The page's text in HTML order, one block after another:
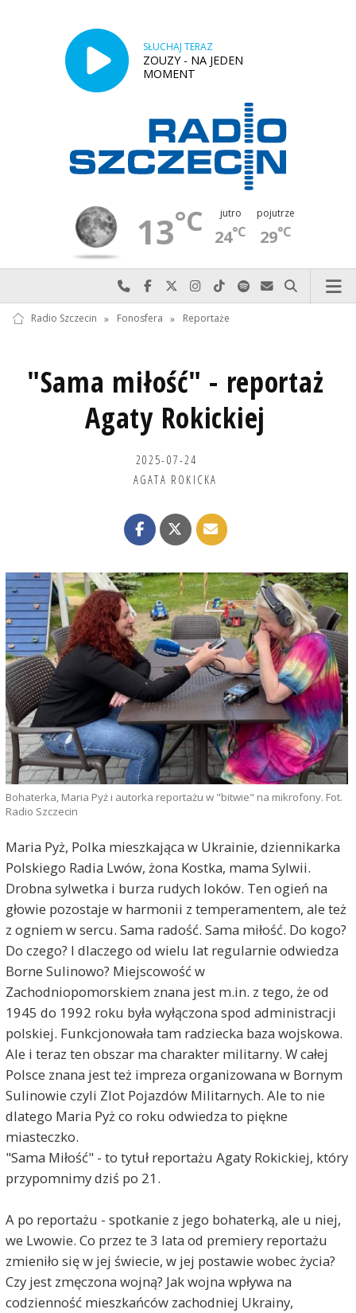
SŁUCHAJ TERAZ
ZOUZY - NA JEDEN
MOMENT
13°C jutro
24°C
pojutrze
29°C
Najlepiej po prostu do nas zadzwoń
Odwiedź nas na Facebook-u
Odwiedź nas na X
Odwiedź nas na Instagram-ie
Odwiedź nas na TikTok-u
Szukaj nas na Spotify
Wyślij do nas
Szukaj
Radio Szczecin » Fonosfera » Reportaże
"Sama miłość" - reportaż
Agaty Rokickiej
2025-07-24
AGATA ROKICKA
Bohaterka, Maria Pyż i autorka reportażu w "bitwie" na mikrofony. Fot.
Radio Szczecin
Maria Pyż, Polka mieszkająca w Ukrainie, dziennikarka
Polskiego Radia Lwów, żona Kostka, mama Sylwii.
Drobna sylwetka i burza rudych loków. Ten ogień na
głowie pozostaje w harmonii z temperamentem, ale też
z ogniem w sercu. Sama radość. Sama miłość. Do kogo?
Do czego? I dlaczego od wielu lat regularnie odwiedza
Borne Sulinowo? Miejscowość w
Zachodniopomorskiem znana jest m.in. z tego, że od
1945 do 1992 roku była wyłączona spod administracji
polskiej. Funkcjonowała tam radziecka baza wojskowa.
Ale i teraz ten obszar ma charakter militarny. W całej
Polsce znana jest też impreza organizowana w Bornym
Sulinowie czyli Zlot Pojazdów Militarnych. Ale to nie
dlatego Maria Pyż co roku odwiedza to piękne
miasteczko.
"Sama Miłość" - to tytuł reportażu Agaty Rokickiej, który
przypomnimy dziś po 21.
A po reportażu - spotkanie z jego bohaterką, ale u niej,
we Lwowie. Co przez te 3 lata od premiery reportażu
zmieniło się w jej świecie, w jej postawie wobec życia?
Czy jest zmęczona wojną? Jak wojna wpływa na
codzienność mieszkańców zachodniej Ukrainy,